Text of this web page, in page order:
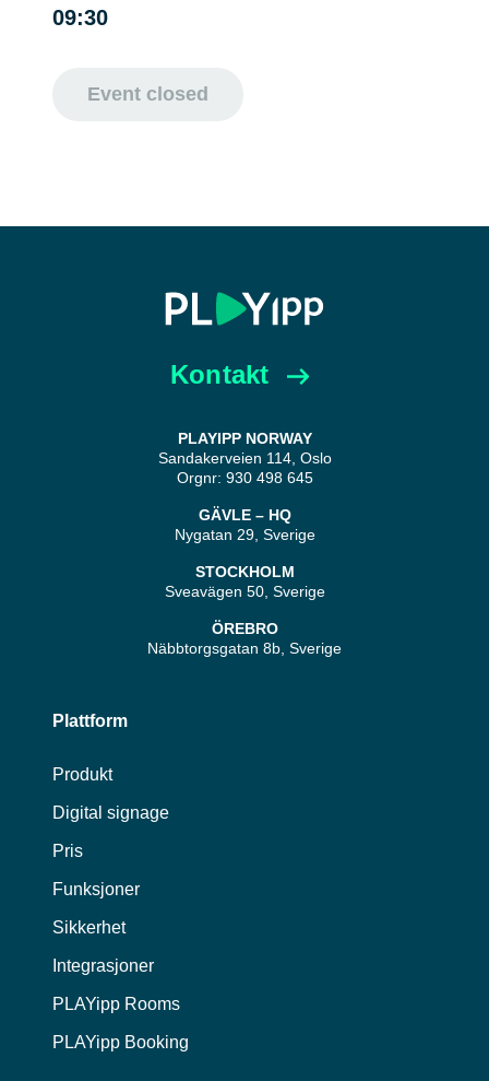
09:30
Event closed
Kontakt
PLAYIPP NORWAY
Sandakerveien 114, Oslo
Orgnr: 930 498 645
GÄVLE – HQ
Nygatan 29, Sverige
STOCKHOLM
Sveavägen 50, Sverige
ÖREBRO
Näbbtorgsgatan 8b, Sverige
Plattform
Produkt
Digital signage
Pris
Funksjoner
Sikkerhet
Integrasjoner
PLAYipp Rooms
PLAYipp Booking